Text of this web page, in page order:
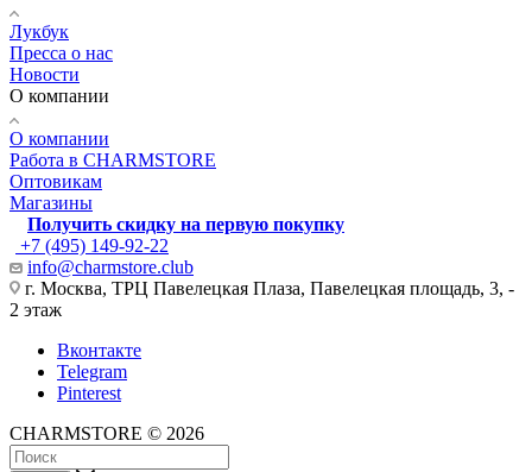
Лукбук
Пресса о нас
Новости
О компании
О компании
Работа в CHARMSTORE
Оптовикам
Магазины
Получить скидку на первую покупку
+7 (495) 149-92-22
info@charmstore.club
г. Москва, ТРЦ Павелецкая Плаза, Павелецкая площадь, 3, -
2 этаж
Вконтакте
Telegram
Pinterest
CHARMSTORE © 2026